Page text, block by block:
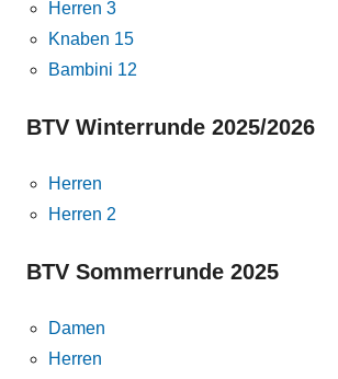
Herren 3
Knaben 15
Bambini 12
BTV Winterrunde 2025/2026
Herren
Herren 2
BTV Sommerrunde 2025
Damen
Herren